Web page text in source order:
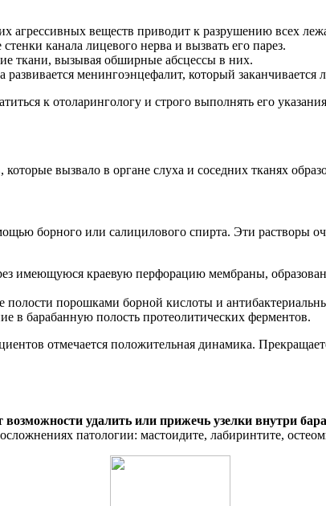
агрессивных веществ приводит к разрушению всех
канала лицевого нерва и вызвать его парез.
ткани, вызывая обширные абсцессы в них.
менингоэнцефалит, который заканчивается
к отоларингологу и строго выполнять его
вызвало в органе слуха и соседних тканях
борного или салицилового спирта. Эти растворы
имеющуюся краевую перфорацию мембраны,
порошками борной кислоты и
в барабанную полость протеолитических ферментов.
отмечается положительная динамика.
удалить или прижечь узелки внутри
патологии: мастоидите, лабиринтите,